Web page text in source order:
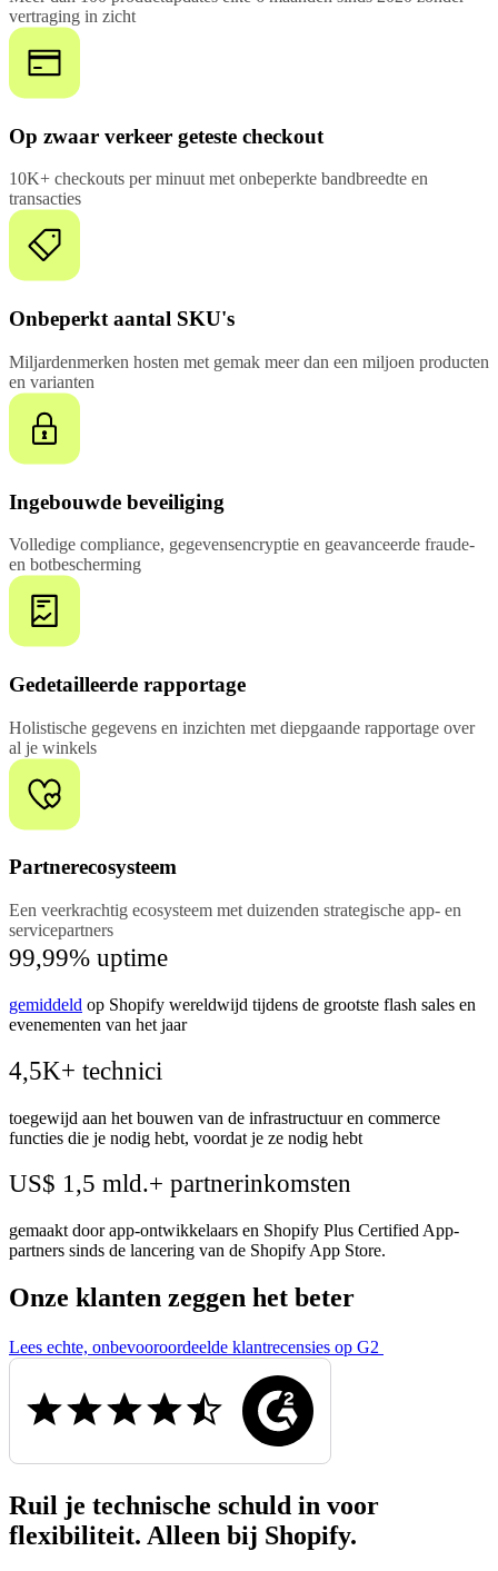
vertraging in zicht
Op zwaar verkeer geteste checkout
10K+ checkouts per minuut met onbeperkte bandbreedte en
transacties
Onbeperkt aantal SKU's
Miljardenmerken hosten met gemak meer dan een miljoen producten
en varianten
Ingebouwde beveiliging
Volledige compliance, gegevensencryptie en geavanceerde fraude-
en botbescherming
Gedetailleerde rapportage
Holistische gegevens en inzichten met diepgaande rapportage over
al je winkels
Partnerecosysteem
Een veerkrachtig ecosysteem met duizenden strategische app- en
servicepartners
99,99% uptime
gemiddeld op Shopify wereldwijd tijdens de grootste flash sales en
evenementen van het jaar
4,5K+ technici
toegewijd aan het bouwen van de infrastructuur en commerce
functies die je nodig hebt, voordat je ze nodig hebt
US$ 1,5 mld.+ partnerinkomsten
gemaakt door app-ontwikkelaars en Shopify Plus Certified App-
partners sinds de lancering van de Shopify App Store.
Onze klanten zeggen het beter
Lees echte, onbevooroordeelde klantrecensies op G2
Ruil je technische schuld in voor
flexibiliteit. Alleen bij Shopify.